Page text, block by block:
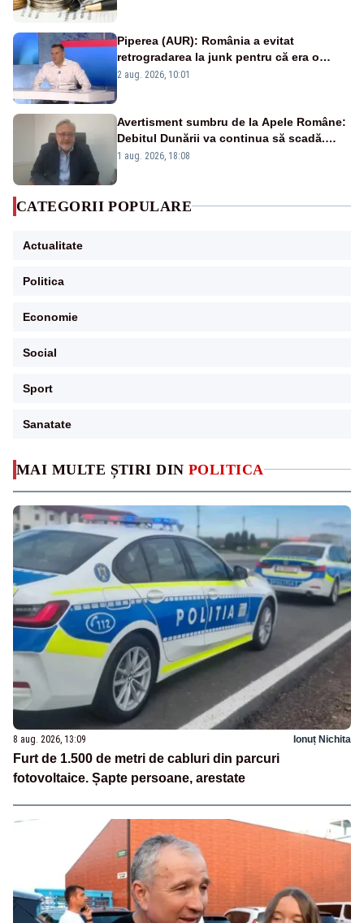
MAI MULTE ȘTIRI DIN POLITICA
8 aug. 2026, 13:09 Ionuț Nichita
Furt de 1.500 de metri de cabluri din parcuri
fotovoltaice. Șapte persoane, arestate
Piperea (AUR): România a evitat
retrogradarea la junk pentru că era o
catastrofă pentru bănci și fondurile de
2 aug. 2026, 10:01
Avertisment sumbru de la Apele Române:
Debitul Dunării va continua să scadă.
Cernavodă s-ar putea închide în 4 zile
1 aug. 2026, 18:08
CATEGORII POPULARE
Actualitate
Politica
Economie
Social
Sport
Sanatate